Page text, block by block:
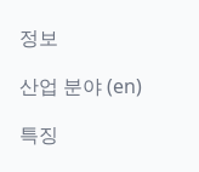
정보
산업 분야 (en)
특징